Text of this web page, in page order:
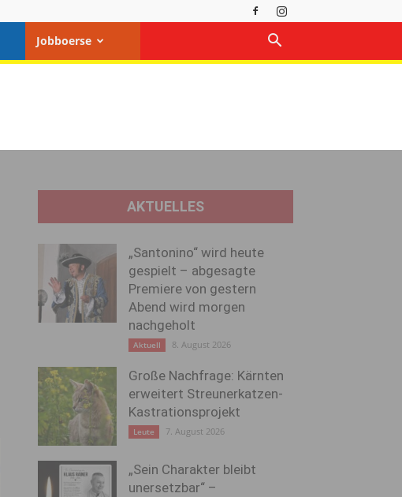
Jobboerse
AKTUELLES
„Santonino“ wird heute
gespielt – abgesagte
Premiere von gestern
Abend wird morgen
nachgeholt
Aktuell 8. August 2026
Große Nachfrage: Kärnten
erweitert Streunerkatzen-
Kastrationsprojekt
Leute 7. August 2026
„Sein Charakter bleibt
unersetzbar“ –